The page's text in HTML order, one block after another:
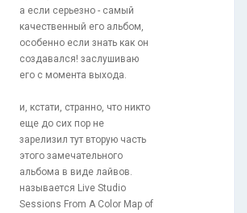
а если серьезно - самый
качественный его альбом,
особенно если знать как он
создавался! заслушиваю
его с момента выхода.
и, кстати, странно, что никто
еще до сих пор не
зарелизил тут вторую часть
этого замечательного
альбома в виде лайвов.
называется Live Studio
Sessions From A Color Map of